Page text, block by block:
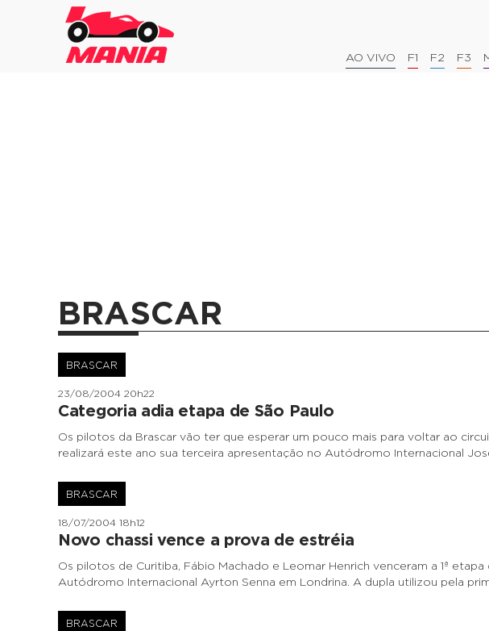
AO VIVO F1 F2 F3
BRASCAR
BRASCAR
23/08/2004 20h22
Categoria adia etapa de São Paulo
Os pilotos da Brascar vão ter que esperar um pouco mais para voltar ao
realizará este ano sua terceira apresentação no Autódromo Internacional
BRASCAR
18/07/2004 18h12
Novo chassi vence a prova de estréia
Os pilotos de Curitiba, Fábio Machado e Leomar Henrich venceram a 1ª
Autódromo Internacional Ayrton Senna em Londrina. A dupla utilizou pela
BRASCAR